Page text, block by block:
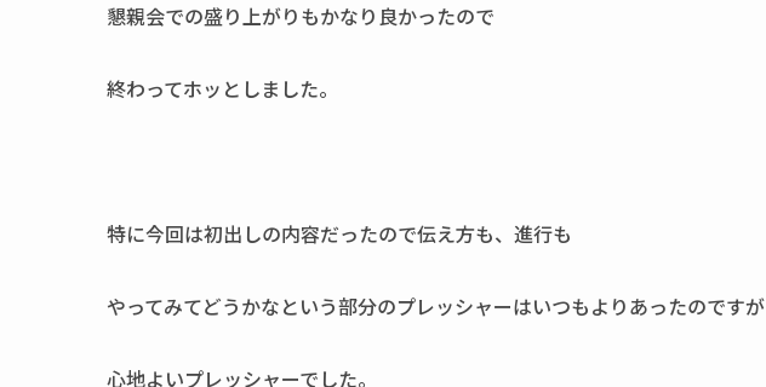
懇親会での盛り上がりもかなり良かったので
終わってホッとしました。
特に今回は初出しの内容だったので伝え方も、進行も
やってみてどうかなという部分のプレッシャーはいつもよりあったのですが
心地よいプレッシャーでした。